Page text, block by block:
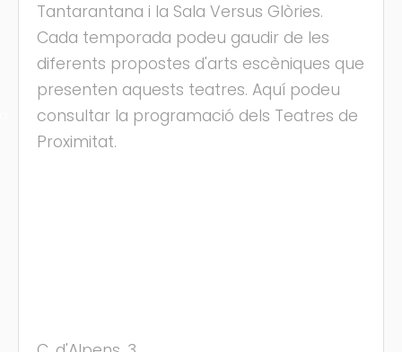
Tantarantana i la Sala Versus Glòries.
Cada temporada podeu gaudir de les
diferents propostes d'arts escèniques que
presenten aquests teatres. Aquí podeu
consultar la programació dels Teatres de
Proximitat.